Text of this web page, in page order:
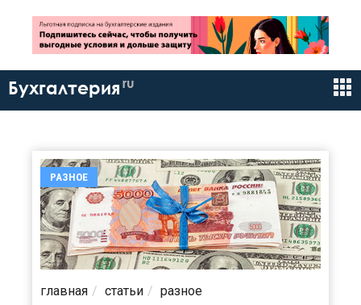
Бухгалтерия ru
РАЗНОЕ
главная статьи разное